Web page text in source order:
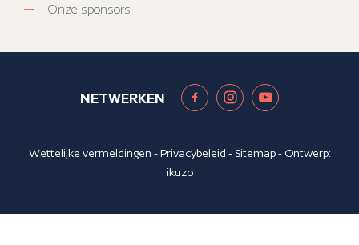
Onze sponsors
NETWERKEN
Wettelijke vermeldingen -Privacybeleid - Sitemap- Ontwerp:
ikuzo